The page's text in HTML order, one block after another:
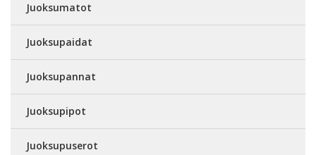
Juoksumatot
Juoksupaidat
Juoksupannat
Juoksupipot
Juoksupuserot